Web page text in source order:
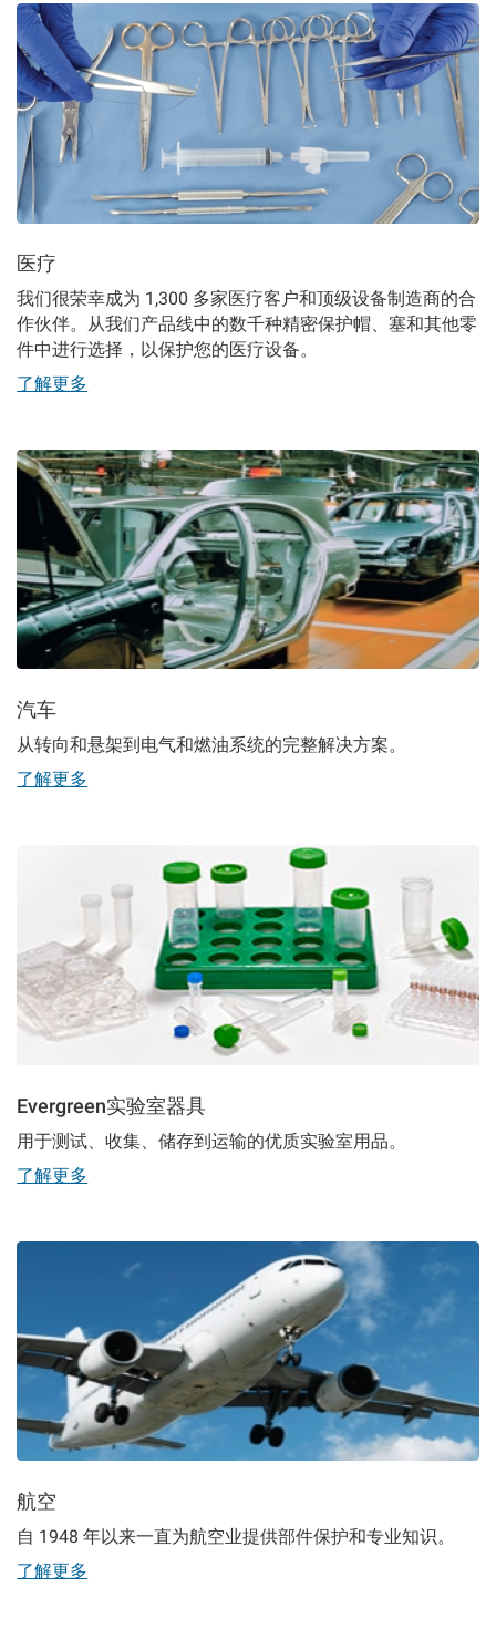
医疗
我们很荣幸成为 1,300 多家医疗客户和顶级设备制造商的合
作伙伴。 从我们产品线中的数千种精密保护帽、塞和其他零
件中进行选择，以保护您的医疗设备。
了解更多
汽车
从转向和悬架到电气和燃油系统的完整解决方案。
了解更多
Evergreen实验室器具
用于测试、收集、储存到运输的优质实验室用品。
了解更多
航空
自 1948 年以来一直为航空业提供部件保护和专业知识。
了解更多